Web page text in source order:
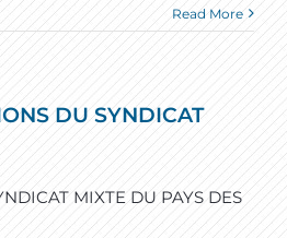
Read More
DU SYNDICAT
MIXTE DU PAYS DES